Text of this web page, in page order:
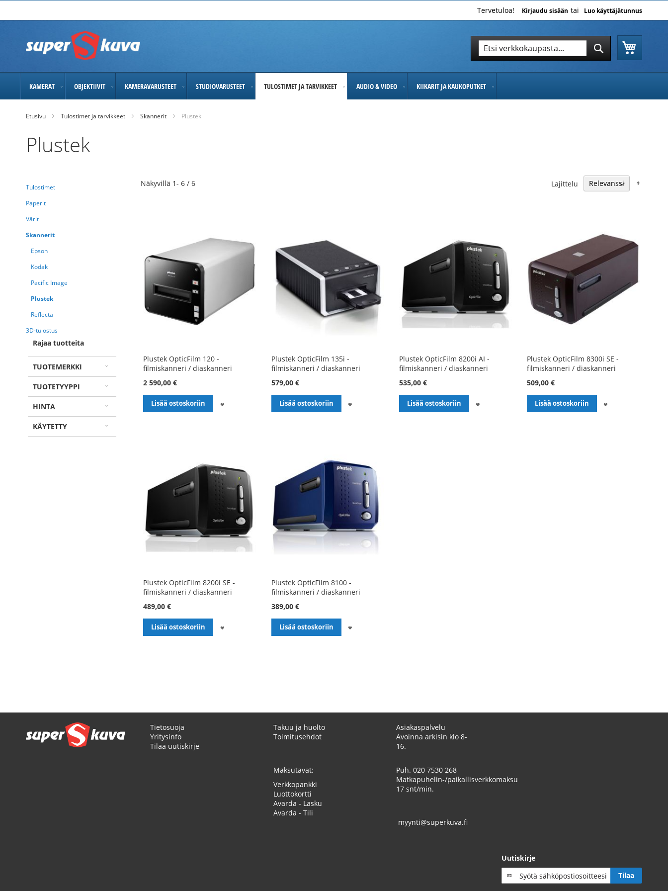
to
Tervetuloa! Kirjaudu sisään Luo käyttäjätunnus
Hae
KAMERAT OBJEKTIIVIT KAMERAVARUSTEET STUDIOVARUSTEET TULOSTIMET JA TARVIKKEET AUDIO & VIDEO KIIKARIT JA KAUKOPUTKET
Etusivu Tulostimet ja tarvikkeet Skannerit Plustek
Plustek
Näkyvillä 1-6 /6 Lajittelu
Plustek OpticFilm 120 -
filmiskanneri / diaskanneri
2 590,00 €
Lisää ostoskoriin
Plustek OpticFilm 135i -
filmiskanneri / diaskanneri
579,00 €
Lisää ostoskoriin
Plustek OpticFilm 8200i AI -
filmiskanneri / diaskanneri
535,00 €
Lisää ostoskoriin
Plustek OpticFilm 8300i SE -
filmiskanneri / diaskanneri
509,00 €
Lisää ostoskoriin
Plustek OpticFilm 8200i SE -
filmiskanneri / diaskanneri
489,00 €
Lisää ostoskoriin
Plustek OpticFilm 8100 -
filmiskanneri / diaskanneri
389,00 €
Lisää ostoskoriin
Tulostimet
Paperit
Värit
Skannerit
Epson
Kodak
Pacific Image
Plustek
Reflecta
3D-tulostus
Rajaa tuotteita
TUOTEMERKKI
TUOTETYYPPI
HINTA
KÄYTETTY
Tietosuoja
Yritysinfo
Tilaa uutiskirje
Takuu ja huolto
Toimitusehdot
Maksutavat:
Verkkopankki
Luottokortti
Avarda - Lasku
Avarda - Tili
Asiakaspalvelu
Avoinna arkisin klo 8-
16.
Puh. 020 7530 268
Matkapuhelin-/paikallisverkkomaksu
17 snt/min.
myynti@superkuva.fi
Uutiskirje
Tilaa
uutiskirje
Tilaa